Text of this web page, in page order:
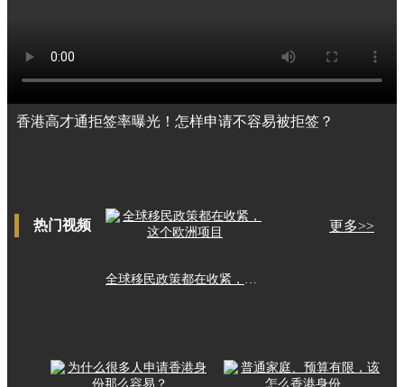
香港高才通拒签率曝光！怎样申请不容易被拒签？
热门视频 更多>>
全球移民政策都在收紧，这个欧洲项目